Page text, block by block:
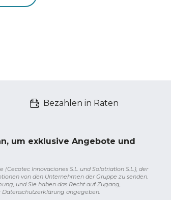
Bezahlen in Raten
um exklusive Angebote und
Innovaciones S.L. und Solotriatlon S.L.), der
von den Unternehmen der Gruppe zu senden.
und Sie haben das Recht auf Zugang,
Datenschutzerklärung angegeben.